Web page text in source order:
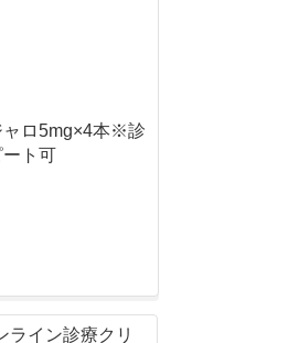
ャロ5mg×4本※診
ト可